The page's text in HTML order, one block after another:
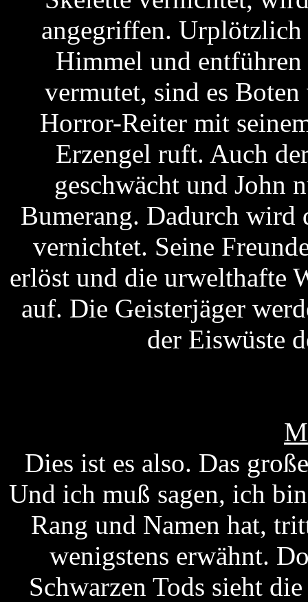
angegriffen. Urplötzlich
Himmel und
vermutet, sind es
Horror-Reiter mit
Erzengel ruft. Auch
geschwächt und John
Bumerang. Dadurch wird
vernichtet. Seine
erlöst und die urwelthafte
auf. Die Geisterjäger
der Eiswüste
Dies ist es also. Das
Und ich muß sagen, ich
Rang und Namen hat,
wenigstens erwähnt.
Schwarzen Tods sieht